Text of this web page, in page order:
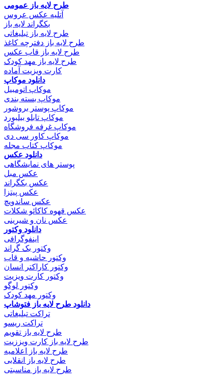
طرح لایه باز عمومی
آتلیه عکس عروس
بکگراند لایه باز
طرح لایه باز تبلیغاتی
طرح لایه باز دفترچه کاغذ
طرح لایه باز قاب عکس
طرح لایه باز مهد کودک
کارت ویزیت آماده
دانلود موکاپ
موکاپ اتومبیل
موکاپ بسته بندی
موکاپ پوستر بروشور
موکاپ تابلو بیلبورد
موکاپ غرفه فروشگاه
موکاپ کاور سی دی
موکاپ کتاب مجله
دانلود عکس
پوستر های نمایشگاهی
عکس مبل
عکس بکگراند
عکس پیتزا
عکس ساندویچ
عکس قهوه کاکائو شکلات
عکس نان و شیرینی
دانلود وکتور
اینفوگرافی
وکتور بک گراند
وکتور حاشیه و قاب
وکتور کاراکتر انسان
وکتور کارت ویزیت
وکتور لوگو
وکتور مهد کودک
دانلود طرح لایه باز فتوشاپ
تراکت تبلیغاتی
تراکت ریسو
طرح لایه باز تقویم
طرح لایه باز کارت ویززیت
طرح لایه باز اعلامیه
طرح لایه باز انقلابی
طرح لایه باز مناسبتی